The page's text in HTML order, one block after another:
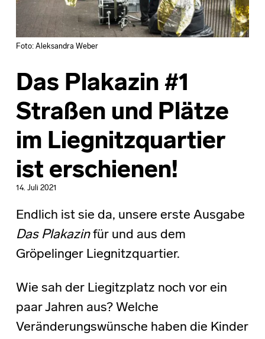
Foto: Aleksandra Weber
Das Plakazin #1
Straßen und Plätze
im Liegnitzquartier
ist erschienen!
14. Juli 2021
Endlich ist sie da, unsere erste Ausgabe
Das Plakazinfür und aus dem
Gröpelinger Liegnitzquartier.
Wie sah der Liegitzplatz noch vor ein
paar Jahren aus? Welche
Veränderungswünsche haben die Kinder